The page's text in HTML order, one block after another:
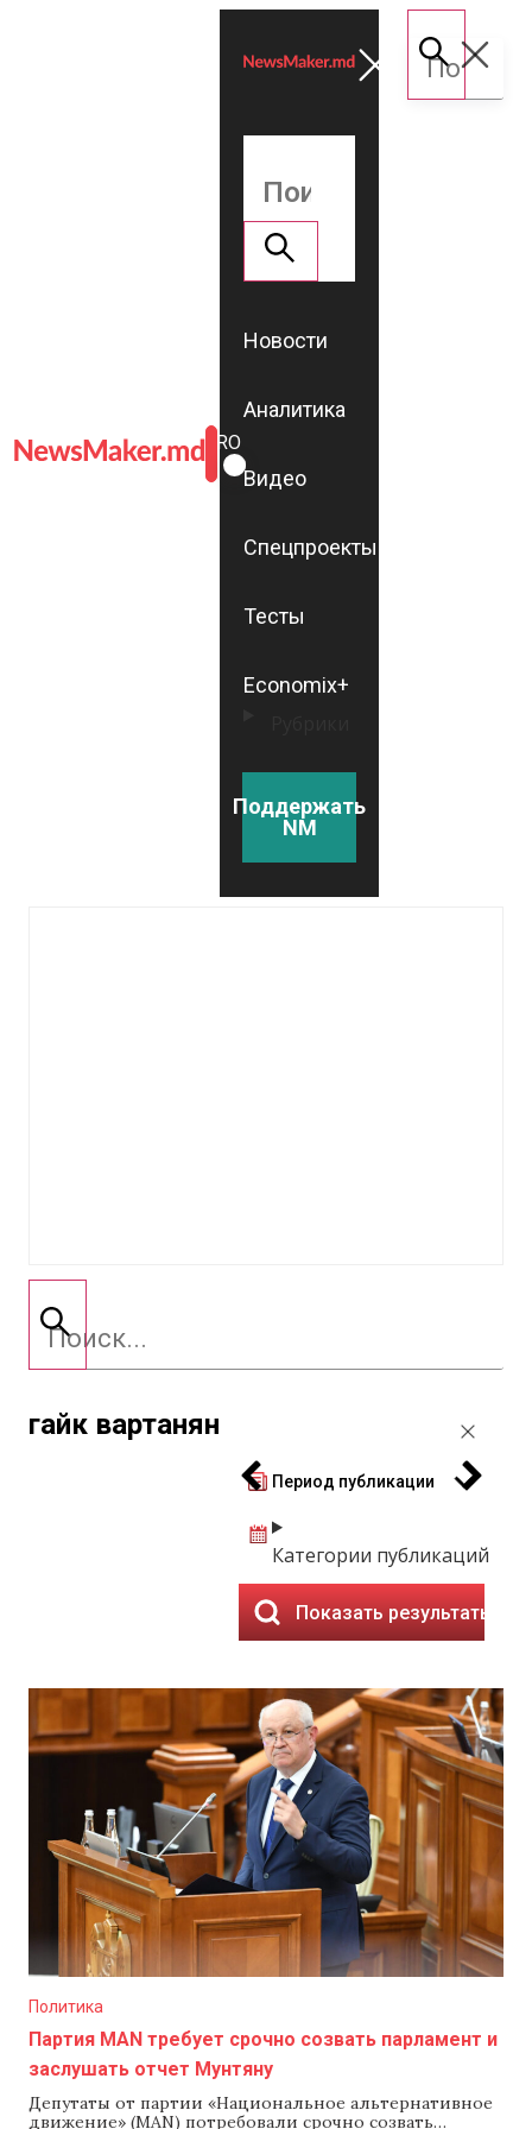
ROMÂNĂ
RU
Новости
Аналитика
Видео
Спецпроекты
Тесты
Economix+
Поддержать
NM
гайк вартанян
Период публикации
Категории публикаций
Показать результаты
Политика
Партия MAN требует срочно созвать парламент и
заслушать отчет Мунтяну
Депутаты от партии «Национальное альтернативное
движение» (MAN) потребовали срочно созвать